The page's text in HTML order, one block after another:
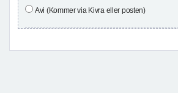
Avi (Kommer via Kivra eller posten)